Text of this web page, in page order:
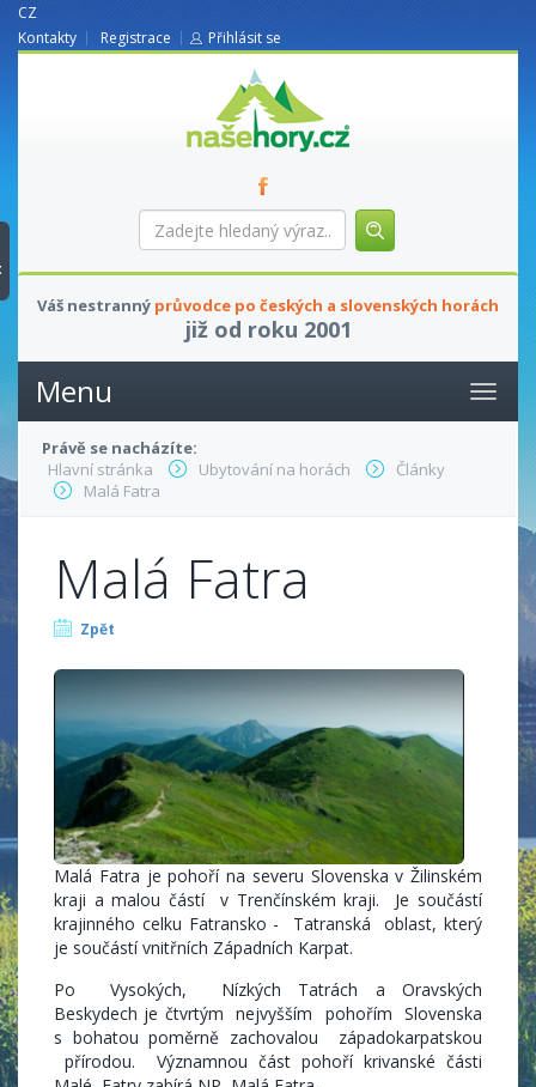
CZ
Kontakty
Registrace Přihlásit se
nasehory.cz
Zadejte
hledaný
Váš nestranný průvodce po českých a slovenských horách
již od roku 2001
Menu
Právě se nacházíte:
Hlavní stránka
Ubytování na horách
Články
Malá Fatra
Malá Fatra
Zpět
Malá Fatra je pohoří na severu Slovenska v Žilinském
kraji a malou částí v Trenčínském kraji. Je součástí
krajinného celku Fatransko - Tatranská oblast, který
je součástí vnitřních Západních Karpat.
Po Vysokých, Nízkých Tatrách a Oravských
Beskydech je čtvrtým nejvyšším pohořím Slovenska
s bohatou poměrně zachovalou západokarpatskou
přírodou. Významnou část pohoří krivanské části